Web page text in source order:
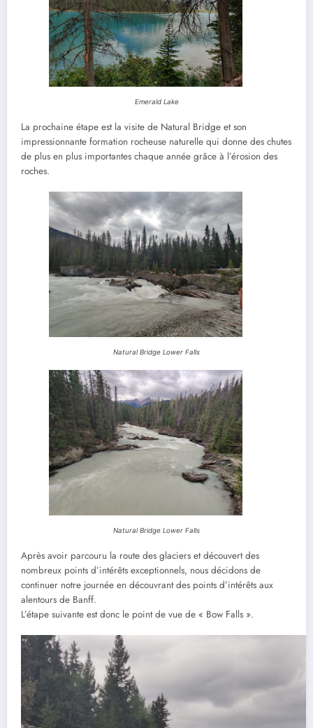
Emerald Lake
La prochaine étape est la visite de Natural Bridge et son
impressionnante formation rocheuse naturelle qui donne des chutes
de plus en plus importantes chaque année grâce à l’érosion des
roches.
Natural Bridge Lower Falls
Natural Bridge Lower Falls
Après avoir parcouru la route des glaciers et découvert des
nombreux points d’intérêts exceptionnels, nous décidons de
continuer notre journée en découvrant des points d’intérêts aux
alentours de Banff.
L’étape suivante est donc le point de vue de « Bow Falls ».